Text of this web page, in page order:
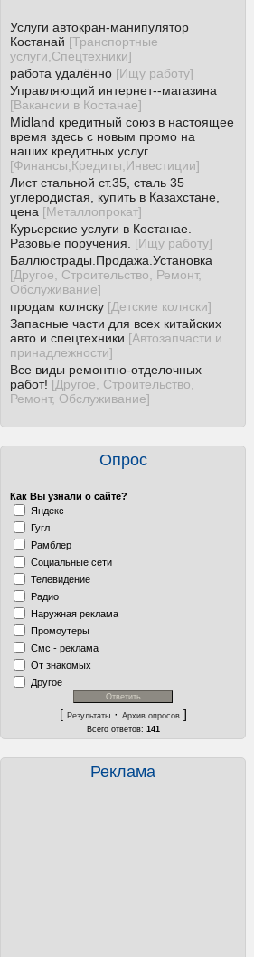
Услуги автокран-манипулятор
Костанай [Транспортные
услуги,Спецтехники]
работа удалённо [Ищу работу]
Управляющий интернет--магазина
[Вакансии в Костанае]
Midland кредитный союз в настоящее
время здесь с новым промо на
наших кредитных услуг
[Финансы,Кредиты,Инвестиции]
Лист стальной ст.35, сталь 35
углеродистая, купить в Казахстане,
цена [Металлопрокат]
Курьерские услуги в Костанае.
Разовые поручения.
[Ищу работу]
Баллюстрады.Продажа.Установка
[Другое, Строительство, Ремонт,
Обслуживание]
продам коляску [Детские коляски]
Запасные части для всех китайских
авто и спецтехники [Автозапчасти и
принадлежности]
Все виды ремонтно-отделочных
работ! [Другое, Строительство,
Ремонт, Обслуживание]
Опрос
Как Вы узнали о сайте?
Яндекс
Гугл
Рамблер
Социальные сети
Телевидение
Радио
Наружная реклама
Промоутеры
Смс - реклама
От знакомых
Другое
[ Результаты· Архив опросов]
Всего ответов: 141
Реклама